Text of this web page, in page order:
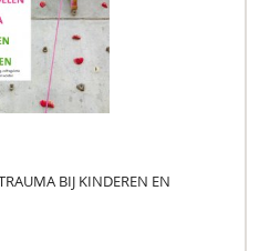
BIJ KINDEREN EN